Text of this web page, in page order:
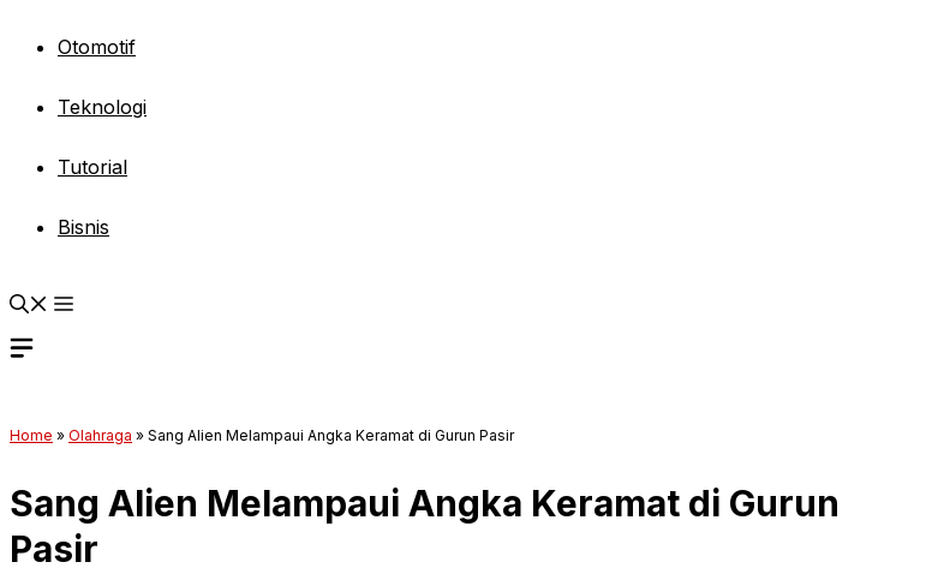
Otomotif
Teknologi
Tutorial
Bisnis
Home » Olahraga » Sang Alien Melampaui Angka Keramat di Gurun Pasir
Sang Alien Melampaui Angka Keramat di Gurun
Pasir